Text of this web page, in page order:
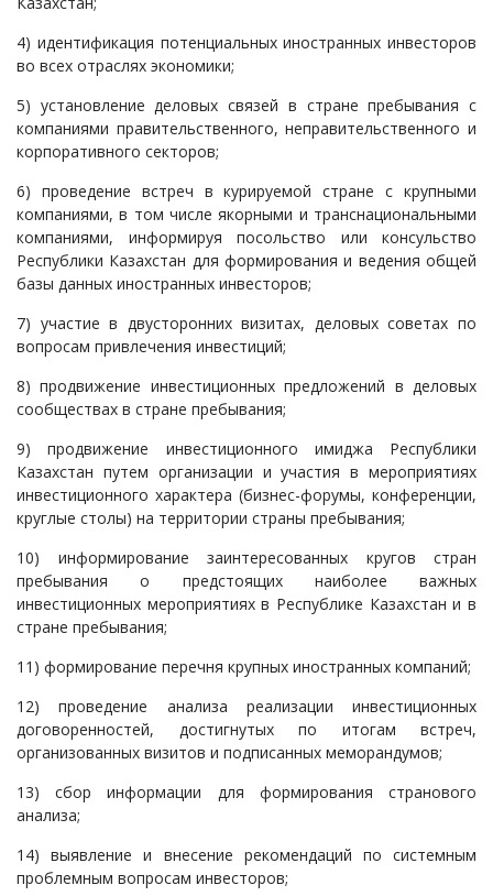
4) идентификация потенциальных иностранных инвесторов
во всех отраслях экономики;
5) установление деловых связей в стране пребывания с
компаниями правительственного, неправительственного и
корпоративного секторов;
6) проведение встреч в курируемой стране с крупными
компаниями, в том числе якорными и транснациональными
компаниями, информируя посольство или консульство
Республики Казахстан для формирования и ведения общей
базы данных иностранных инвесторов;
7) участие в двусторонних визитах, деловых советах по
вопросам привлечения инвестиций;
8) продвижение инвестиционных предложений в деловых
сообществах в стране пребывания;
9) продвижение инвестиционного имиджа Республики
Казахстан путем организации и участия в мероприятиях
инвестиционного характера (бизнес-форумы, конференции,
круглые столы) на территории страны пребывания;
10) информирование заинтересованных кругов стран
пребывания о предстоящих наиболее важных
инвестиционных мероприятиях в Республике Казахстан и в
стране пребывания;
11) формирование перечня крупных иностранных компаний;
12) проведение анализа реализации инвестиционных
договоренностей, достигнутых по итогам встреч,
организованных визитов и подписанных меморандумов;
13) сбор информации для формирования странового
анализа;
14) выявление и внесение рекомендаций по системным
проблемным вопросам инвесторов;